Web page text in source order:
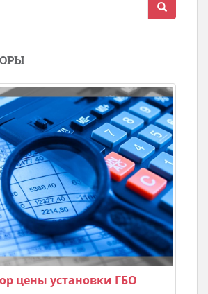
цены установки ГБО